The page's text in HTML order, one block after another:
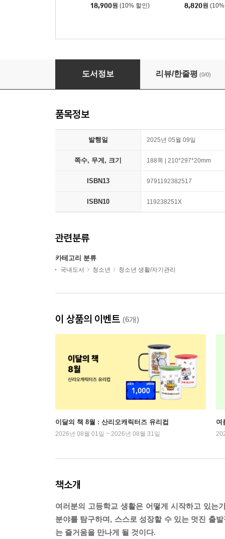
18,900원 (10% 할인) 8,820원
통합사회로 세상 열기
도서정보 리뷰/한줄평 (0/0)
품목정보
발행일 2025년 05월 09일
쪽수, 무게, 크기 188쪽 | 210*297*20mm
ISBN13 9791192382517
ISBN10 119238251X
관련분류
카테고리 분류
국내도서 청소년 청소년 생활/자기관리
이 상품의 이벤트 (6개)
이달의 책 8월 : 산리오캐릭터즈 유리컵
2026년 08월 01일 ~ 2026년 08월 31일
여
책소개
여러분의 고등학교 생활은 어떻게 시작하고 있는
분야를 탐구하며, 스스로 성장할 수 있는 멋진 출
는 즐거움을 만나게 될 것이다.